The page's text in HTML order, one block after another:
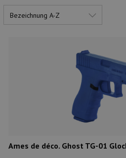
Ames de déco. Ghost TG-01
NOS CATÉGORIES PRINCIPALES
Lampes et accessoires